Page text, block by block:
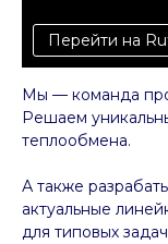
Мы — команда
Решаем
теплообмена.
А также
актуальные
для типовых
Перейти на